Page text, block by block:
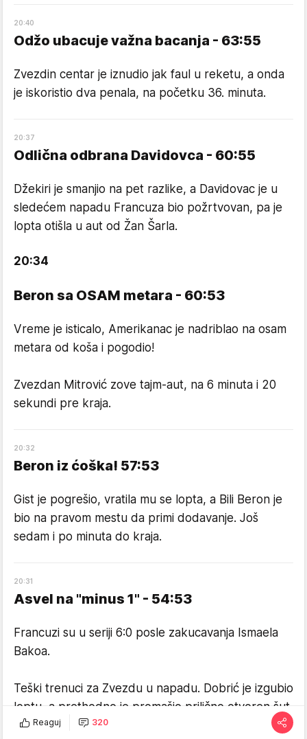
20:40
Odžo ubacuje važna bacanja - 63:55
Zvezdin centar je iznudio jak faul u reketu, a onda
je iskoristio dva penala, na početku 36. minuta.
20:37
Odlična odbrana Davidovca - 60:55
Džekiri je smanjio na pet razlike, a Davidovac je u
sledećem napadu Francuza bio požrtvovan, pa je
lopta otišla u aut od Žan Šarla.
20:34
Beron sa OSAM metara - 60:53
Vreme je isticalo, Amerikanac je nadriblao na osam
metara od koša i pogodio!
Zvezdan Mitrović zove tajm-aut, na 6 minuta i 20
sekundi pre kraja.
20:32
Beron iz ćoška! 57:53
Gist je pogrešio, vratila mu se lopta, a Bili Beron je
bio na pravom mestu da primi dodavanje. Još
sedam i po minuta do kraja.
20:31
Asvel na "minus 1" - 54:53
Francuzi su u seriji 6:0 posle zakucavanja Ismaela
Bakoa.
Teški trenuci za Zvezdu u napadu. Dobrić je izgubio
loptu, a prethodno je promašio prilično otvoren šut
za tri, posle jako lepe akcije domaćih.
Reaguj 320